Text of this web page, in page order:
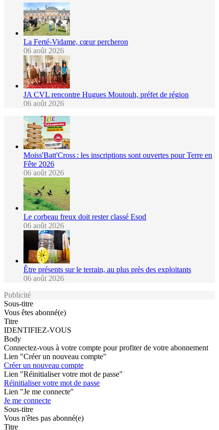
La Ferté-Vidame, cœur percheron
06 août 2026
JA CVL rencontre Hugues Moutouh, préfet de région
06 août 2026
Moiss'Batt'Cross : les inscriptions sont ouvertes pour Terre en
Fête 2026
06 août 2026
Le corbeau freux doit rester classé Esod
06 août 2026
Être présents sur le terrain, au plus près des exploitants
06 août 2026
Publicité
Sous-titre
Vous êtes abonné(e)
Titre
IDENTIFIEZ-VOUS
Body
Connectez-vous à votre compte pour profiter de votre abonnement
Lien "Créer un nouveau compte"
Créer un nouveau compte
Lien "Réinitialiser votre mot de passe"
Réinitialiser votre mot de passe
Lien "Je me connecte"
Je me connecte
Sous-titre
Vous n'êtes pas abonné(e)
Titre